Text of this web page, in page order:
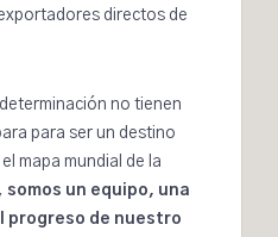
directos de
no tienen
para ser un destino
mapa mundial de la
somos un equipo, una
progreso de nuestro